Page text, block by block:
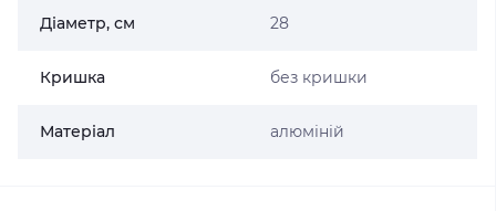
Діаметр, см 28
Кришка без кришки
Матеріал алюміній